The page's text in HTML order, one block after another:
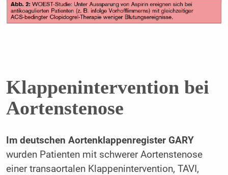
Klappenintervention bei
Aortenstenose
Im deutschen Aortenklappenregister GARY
wurden Patienten mit schwerer Aortenstenose
einer transaortalen Klappenintervention, TAVI,